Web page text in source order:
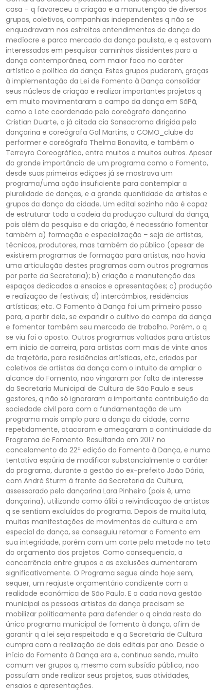
casa – q favoreceu a criação e a manutenção de diversos
grupos, coletivos, companhias independentes q não se
enquadravam nos estreitos entendimentos de dança do
medíocre e parco mercado da dança paulista, e q estavam
interessados em pesquisar caminhos dissidentes para a
dança contemporânea, com maior foco no caráter
artístico e político da dança. Estes grupos puderam, graças
à implementação da Lei de Fomento à Dança consolidar
seus núcleos de criação e realizar importantes projetos q
em muito movimentaram o campo da dança em SãPã,
como o Lote coordenado pelo coreógrafo dançarino
Cristian Duarte, a já citada cia Sansacroma dirigida pela
dançarina e coreógrafa Gal Martins, o COMO_clube da
performer e coreógrafa Thelma Bonavita, e também o
Terreyro Coreográfico, entre muitos e muitos outros. Apesar
da grande importância de um programa como o Fomento,
desde suas primeiras edições já se mostrava um
programa/uma ação insuficiente para contemplar a
pluralidade de danças, e a grande quantidade de artistas e
grupos da dança da cidade. Um edital sozinho não é capaz
de estruturar toda a cadeia da produção cultural da dança,
pois além da pesquisa e da criação, é necessário fomentar
também a) formação e especialização – seja de artistas,
técnicos, produtores, mas também do público (apesar de
existirem programas de formação para artistas, não havia
uma articulação destes programas com outros programas
por parte da Secretaria); b) criação e manutenção dos
espaços dedicados a ensaios e apresentações; c) produção
e realização de festivais; d) intercâmbios, residências
artísticas; etc. O Fomento à Dança foi um primeiro passo
para, a partir dele, se expandir o cultivo do campo da dança
e fomentar também seu mercado de trabalho. Porém, o q
se viu foi o oposto. Outros programas voltados para artistas
em início de carreira, para artistas com mais de vinte anos
de trajetória, para residências artísticas, etc, criados por
coletivos de artistas da dança com o intuito de ampliar o
alcance do Fomento, não vingaram por falta de interesse
da Secretaria Municipal de Cultura de São Paulo e seus
gestores, q não só ignoraram a importante contribuição da
sociedade civil para com a fundamentação de um
programa mais amplo para a dança da cidade, como
repetidamente, atacaram e ameaçaram a continuidade do
Programa de Fomento. Resultando em 2017 no
cancelamento da 22ª edição do Fomento à Dança, e numa
tentativa espúria de modificar substancialmente o caráter
do programa, durante a gestão do ex-prefeito João Dória,
com André Sturm à frente da Secretaria de Cultura,
assessorado pela dançarina Lara Pinheiro (pois é, uma
dançarina), utilizando como álibi a reivindicação de artistas
q se sentiam excluídos do programa. Depois de muita luta,
muitas manifestações de movimentos de cultura e em
especial da dança, se conseguiu retomar o Fomento em
sua integridade, porém com um corte pela metade no teto
do orçamento dos projetos. Como consequencia, a
concorrência entre grupos e as exclusões aumentaram
significativamente. O Programa segue ainda hoje sem,
sequer, um reajuste orçamentário condizente com a
realidade econômica de São Paulo. E a cada nova gestão
municipal as pessoas artistas da dança precisam se
mobilizar politicamente para defender o q ainda resta do
único programa municipal de fomento à dança, afim de
garantir q a lei seja respeitada e q a Secretaria de Cultura
cumpra com a realização de dois editais por ano. Desde o
início do Fomento à Dança era e, continua sendo, muito
comum ver grupos q, mesmo com subsídio público, não
possuíam onde realizar seus projetos, suas atividades,
ensaios e apresentações.